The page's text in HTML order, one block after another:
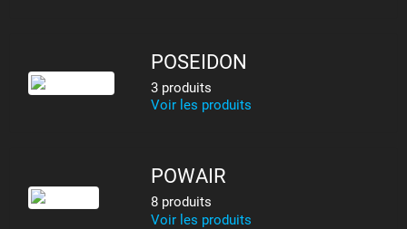
POSEIDON
3 produits
Voir les produits
POWAIR
8 produits
Voir les produits